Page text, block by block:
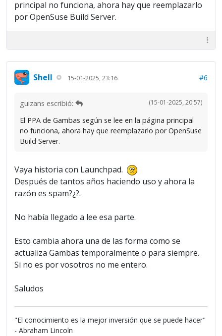
principal no funciona, ahora hay que reemplazarlo
por OpenSuse Build Server.
Shell 15-01-2025, 23:16 #6
(15-01-2025, 20:57)
guizans escribió:
El PPA de Gambas según se lee en la página principal
no funciona, ahora hay que reemplazarlo por OpenSuse
Build Server.
Vaya historia con Launchpad.
Después de tantos años haciendo uso y ahora la
razón es spam?¿?.
No había llegado a lee esa parte.
Esto cambia ahora una de las forma como se
actualiza Gambas temporalmente o para siempre.
Si no es por vosotros no me entero.
Saludos
"El conocimiento es la mejor inversión que se puede hacer"
- Abraham Lincoln